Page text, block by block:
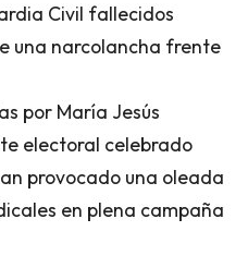
Civil fallecidos
una narcolancha frente
por María Jesús
electoral celebrado
provocado una oleada
en plena campaña